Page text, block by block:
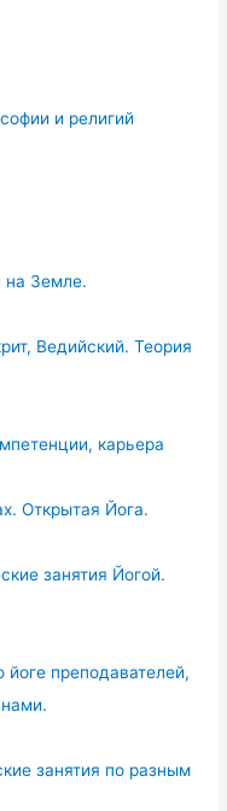
и религий
на Земле.
Ведийский. Теория
карьера
Открытая Йога.
занятия Йогой.
преподавателей,
занятия по разным